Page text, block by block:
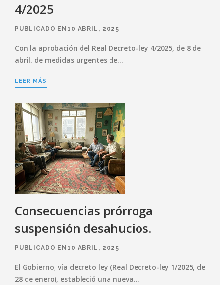
4/2025
PUBLICADO EN10 ABRIL, 2025
Con la aprobación del Real Decreto-ley 4/2025, de 8 de
abril, de medidas urgentes de…
LEER MÁS
Consecuencias prórroga
suspensión desahucios.
PUBLICADO EN10 ABRIL, 2025
El Gobierno, vía decreto ley (Real Decreto-ley 1/2025, de
28 de enero), estableció una nueva…